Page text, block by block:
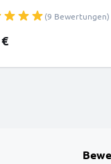
Kamera oder
Silver
(9 Bewertungen)